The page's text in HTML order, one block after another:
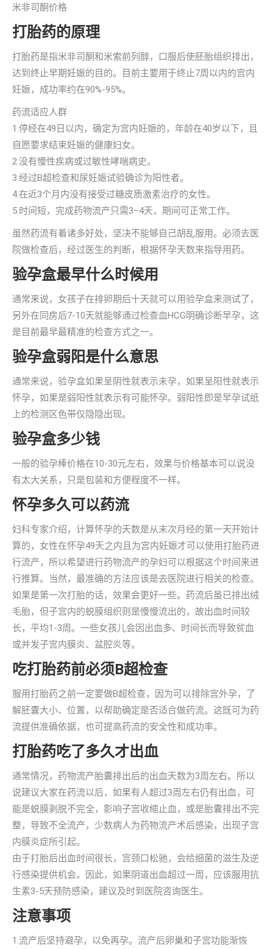
米非司酮价格
打胎药的原理
打胎药是指米非司酮和米索前列醇，口服后使胚胎组织排出，
达到终止早期妊娠的目的。目前主要用于终止7周以内的宫内
妊娠，成功率约在90%-95%。
药流适应人群
1.停经在49日以内，确定为宫内妊娠的，年龄在40岁以下，且
自愿要求结束妊娠的健康妇女。
2.没有慢性疾病或过敏性哮喘病史。
3.经过B超检查和尿妊娠试验确诊为阳性者。
4.在近3个月内没有接受过糖皮质激素治疗的女性。
5.时间短，完成药物流产只需3–4天，期间可正常工作。
虽然药流有着诸多好处，坚决不能够自己胡乱服用。必须去医
院做检查后，经过医生的判断，根据怀孕天数来指导用药。
验孕盒最早什么时候用
通常来说，女孩子在排卵期后十天就可以用验孕盒来测试了，
另外在同房后7-10天就能够通过检查血HCG明确诊断早孕，这
是目前最早最精准的检查方式之一。
验孕盒弱阳是什么意思
通常来说，验孕盒如果呈阴性就表示未孕，如果呈阳性就表示
怀孕，如果是弱阳性就表示有可能怀孕。弱阳性即是早孕试纸
上的检测区色带仅隐隐出现。
验孕盒多少钱
一般的验孕棒价格在10-30元左右，效果与价格基本可以说没
有太大关系，只是包装和方便程度不一样。
怀孕多久可以药流
妇科专家介绍，计算怀孕的天数是从末次月经的第一天开始计
算的，女性在怀孕49天之内且为宫内妊娠才可以使用打胎药进
行流产，所以希望进行药物流产的孕妇可以根据这个时间来进
行推算。当然，最准确的方法应该是去医院进行相关的检查。
如果是第一次打胎的话，效果会更好一些。药流后虽已排出绒
毛胎，但子宫内的蜕膜组织则是慢慢流出的，故出血时间较
长，平均1-3周。一些女孩儿会因出血多、时间长而导致贫血
或并发子宫内膜炎、盆腔炎等。
吃打胎药前必须B超检查
服用打胎药之前一定要做B超检查，因为可以排除宫外孕，了
解胚囊大小、位置，以帮助确定是否适合做药流。这既可为药
流提供准确依据，也可提高药流的安全性和成功率。
打胎药吃了多久才出血
通常情况，药物流产胎囊排出后的出血天数为3周左右。所以
说建议大家在药流以后，如果有人超过3周左右仍有出血，可
能是蜕膜剥脱不完全，影响子宫收缩止血，或是胎囊排出不完
整，导致不全流产，少数病人为药物流产术后感染，出现子宫
内膜炎症所引起。
由于打胎后出血时间很长，宫颈口松驰，会给细菌的滋生及逆
行感染提供机会。因此，如果阴道出血超过一周，应该服用抗
生素3-5天预防感染，建议及时到医院咨询医生。
注意事项
1.流产后坚持避孕，以免再孕。流产后卵巢和子宫功能渐恢